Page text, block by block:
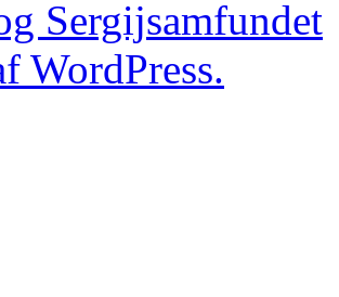
Sergijsamfundet
WordPress.